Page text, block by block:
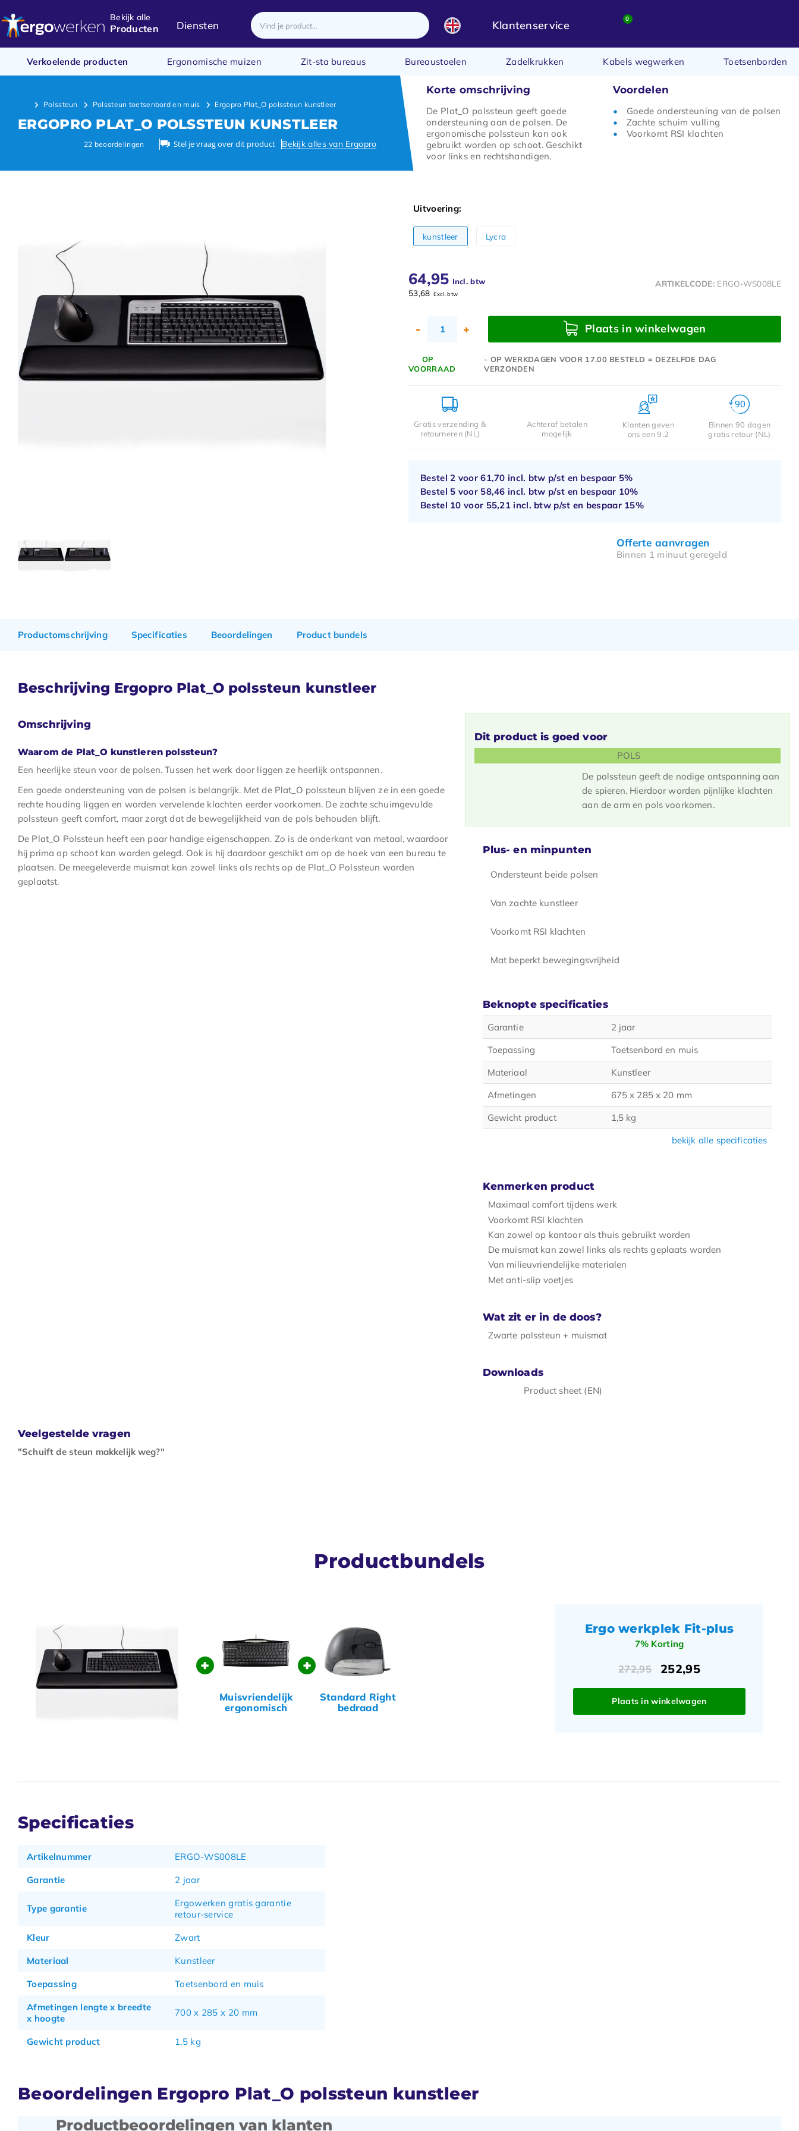
Bekijk alle
Producten Diensten Klantenservice 0
Verkoelende producten Ergonomische muizen Zit-sta bureaus Bureaustoelen Zadelkrukken Kabels wegwerken Toetsenborden
Polssteun Polssteun toetsenbord en muis Ergopro Plat_O polssteun kunstleer
ERGOPRO PLAT_O POLSSTEUN KUNSTLEER
22 beoordelingen Stel je vraag over dit product Bekijk alles van Ergopro
Korte omschrijving
De Plat_O polssteun geeft goede
ondersteuning aan de polsen. De
ergonomische polssteun kan ook
gebruikt worden op schoot. Geschikt
voor links en rechtshandigen.
Voordelen
Goede ondersteuning van de polsen
Zachte schuim vulling
Voorkomt RSI klachten
Uitvoering:
kunstleer Lycra
64,95 Incl. btw
53,68 Excl. btw
ARTIKELCODE: ERGO-WS008LE
- + Plaats in winkelwagen
OP
VOORRAAD
- OP WERKDAGEN VOOR 17.00 BESTELD = DEZELFDE DAG
VERZONDEN
Gratis verzending &
retourneren (NL)
Achteraf betalen
mogelijk
Klanten geven
ons een 9.2
Binnen 90 dagen
gratis retour (NL)
Bestel 2 voor61,70 incl. btw p/st en bespaar 5%
Bestel 5 voor 58,46 incl. btw p/st en bespaar 10%
Bestel 10 voor 55,21 incl. btw p/st en bespaar 15%
Offerte aanvragen
Binnen 1 minuut geregeld
Productomschrijving Specificaties Beoordelingen Product bundels
Beschrijving Ergopro Plat_O polssteun kunstleer
Omschrijving
Waarom de Plat_O kunstleren polssteun?
Een heerlijke steun voor de polsen. Tussen het werk door liggen ze heerlijk ontspannen.
Een goede ondersteuning van de polsen is belangrijk. Met de Plat_O polssteun blijven ze in een goede
rechte houding liggen en worden vervelende klachten eerder voorkomen. De zachte schuimgevulde
polssteun geeft comfort, maar zorgt dat de bewegelijkheid van de pols behouden blijft.
De Plat_O Polssteun heeft een paar handige eigenschappen. Zo is de onderkant van metaal, waardoor
hij prima op schoot kan worden gelegd. Ook is hij daardoor geschikt om op de hoek van een bureau te
plaatsen. De meegeleverde muismat kan zowel links als rechts op de Plat_O Polssteun worden
geplaatst.
Dit product is goed voor
POLS
De polssteun geeft de nodige ontspanning aan
de spieren. Hierdoor worden pijnlijke klachten
aan de arm en pols voorkomen.
Plus- en minpunten
Ondersteunt beide polsen
Van zachte kunstleer
Voorkomt RSI klachten
Mat beperkt bewegingsvrijheid
Beknopte specificaties
Garantie
2 jaar
Toepassing
Toetsenbord en muis
Materiaal
Kunstleer
Afmetingen
675 x 285 x 20 mm
Gewicht product
1,5 kg
bekijk alle specificaties
Kenmerken product
Maximaal comfort tijdens werk
Voorkomt RSI klachten
Kan zowel op kantoor als thuis gebruikt worden
De muismat kan zowel links als rechts geplaats worden
Van milieuvriendelijke materialen
Met anti-slip voetjes
Wat zit er in de doos?
Zwarte polssteun + muismat
Downloads
Product sheet (EN)
Veelgestelde vragen
"Schuift de steun makkelijk weg?"
Productbundels
+
Muisvriendelijk
ergonomisch
+
Standard Right
bedraad
Ergo werkplek Fit-plus
7% Korting
272,95 252,95
Plaats in winkelwagen
Specificaties
Artikelnummer ERGO-WS008LE
Garantie 2 jaar
Type garantie
Ergowerken gratis garantie
retour-service
Kleur Zwart
Materiaal Kunstleer
Toepassing Toetsenbord en muis
Afmetingen lengte x breedte
x hoogte
700 x 285 x 20 mm
Gewicht product 1,5 kg
Beoordelingen Ergopro Plat_O polssteun kunstleer
Productbeoordelingen van klanten